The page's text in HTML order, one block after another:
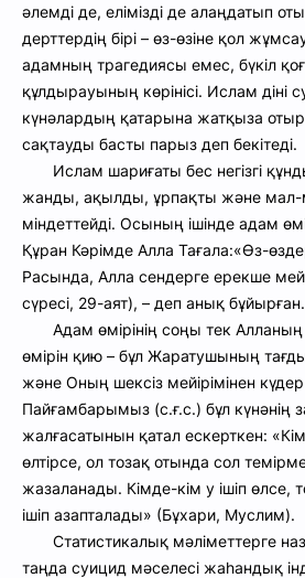
әлемді де, елімізді де алаңдатып
дерттердің бірі – өз-өзіне қол
адамның трагедиясы емес, бүкіл
құлдырауының көрінісі. Ислам діні
күнәлардың қатарына жатқыза
сақтауды басты парыз деп бекітеді.
Ислам шариғаты бес негізгі
жанды, ақылды, ұрпақты және мал-
міндеттейді. Осының ішінде адам
Құран Кәрімде Алла Тағала:«Өз-
Расында, Алла сендерге ерекше
сүресі, 29-аят), – деп анық бұйырған.
Адам өмірінің соңы тек
өмірін қию – бұл Жаратушының
және Оның шексіз мейірімінен
Пайғамбарымыз (с.ғ.с.) бұл күнәнің
жалғасатынын қатал ескерткен:
өлтірсе, ол тозақ отында сол
жазаланады. Кімде-кім у ішіп өлсе,
ішіп азапталады» (Бұхари, Муслим).
Статистикалық мәліметтерге
таңда суицид мәселесі жаһандық